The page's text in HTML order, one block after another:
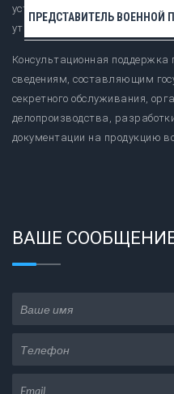
ПРЕДСТАВИТЕЛЬ ВОЕННОЙ
установки, монтажа,
утилизации и реализации
Консультационная поддержка
сведениям, составляющим
секретного обслуживания,
делопроизводства,
документации на продукцию
ВАШЕ
Чебоксары
Челябинск
Чита
Я